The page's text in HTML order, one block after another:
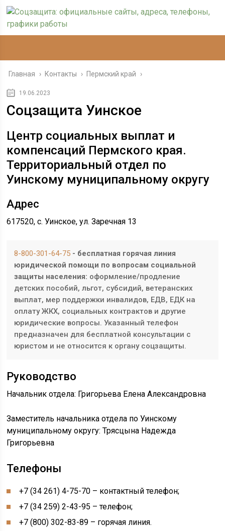
Главная › Контакты › Пермский край ›
19.06.2023
Соцзащита Уинское
Центр социальных выплат и
компенсаций Пермского края.
Территориальный отдел по
Уинскому муниципальному округу
Адрес
617520, с. Уинское, ул. Заречная 13
8-800-301-64-75 - бесплатная горячая линия
юридической помощи по вопросам социальной
защиты населения: оформление/продление
детских пособий, льгот, субсидий, ветеранских
выплат, мер поддержки инвалидов, ЕДВ, ЕДК на
оплату ЖКХ, социальных контрактов и другие
юридические вопросы. Указанный телефон
предназначен для бесплатной консультации с
юристом и не относится к органу соцзащиты.
Руководство
Начальник отдела: Григорьева Елена Александровна
Заместитель начальника отдела по Уинскому
муниципальному округу: Трясцына Надежда
Григорьевна
Телефоны
+7 (34 261) 4-75-70 – контактный телефон;
+7 (34 259) 2-43-95 – телефон;
+7 (800) 302-83-89 – горячая линия.